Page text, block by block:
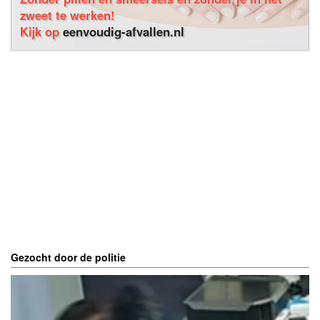
zweet te werken!
Kijk opeenvoudig-afvallen.nl
Gezocht door de politie